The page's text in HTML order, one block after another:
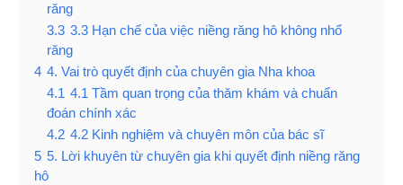
răng
3.3 3.3 Hạn chế của việc niềng răng hô không nhổ
răng
4 4. Vai trò quyết định của chuyên gia Nha khoa
4.1 4.1 Tầm quan trọng của thăm khám và chuẩn
đoán chính xác
4.2 4.2 Kinh nghiệm và chuyên môn của bác sĩ
5 5. Lời khuyên từ chuyên gia khi quyết định niềng răng
hô